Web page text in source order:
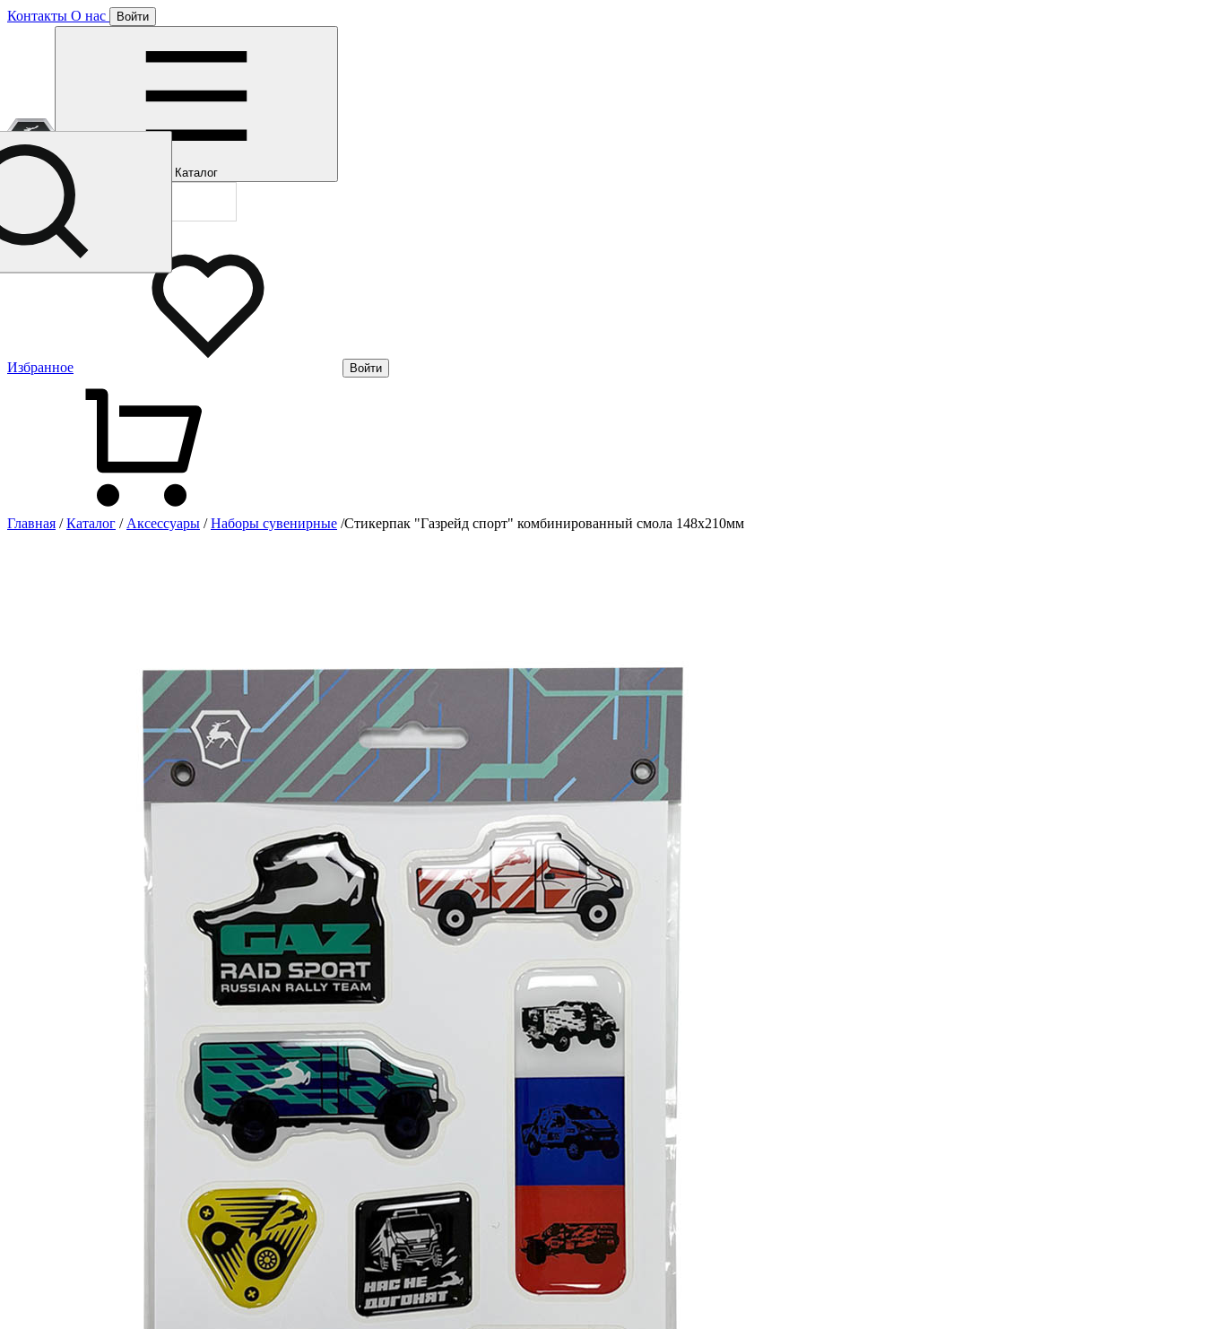
Контакты О нас Войти
Каталог
Газмерч
Избранное Войти
Главная / Каталог / Аксессуары / Наборы сувенирные /Стикерпак "Газрейд спорт" комбинированный смола 148х210мм
Будем направлять вам все наши специальные предложения и новости
Мы уже направляем вам все наши специальные предложения и новости